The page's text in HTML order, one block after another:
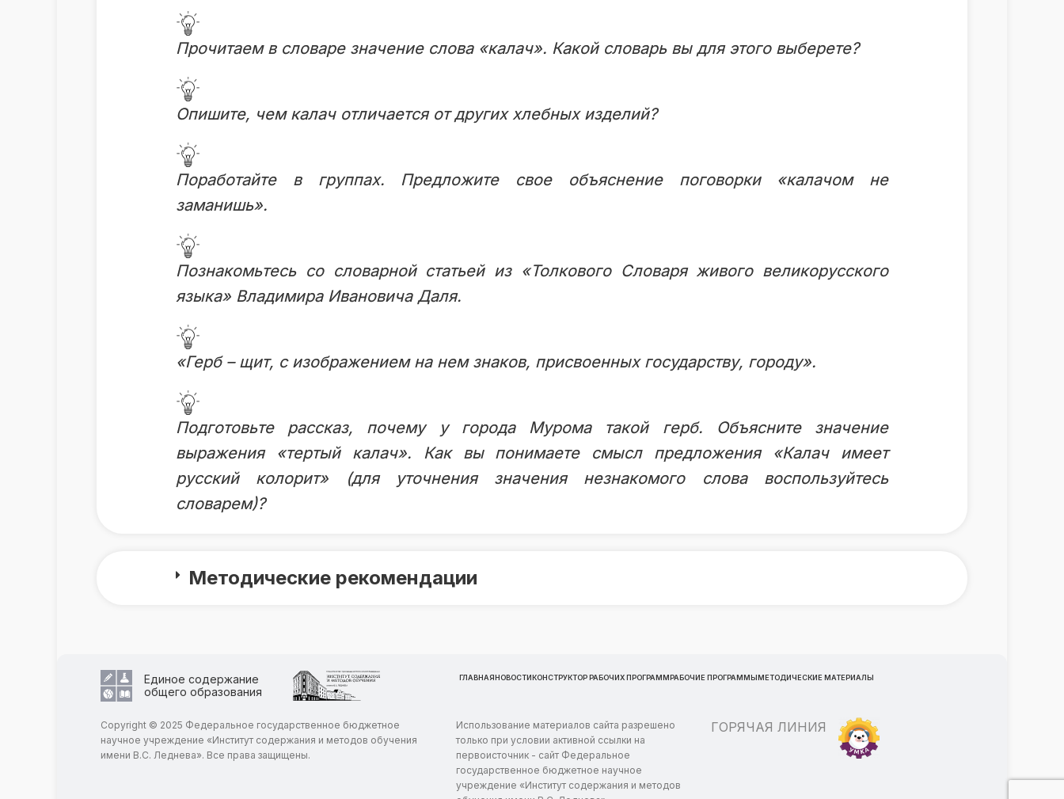
Прочитаем в словаре значение слова «калач». Какой словарь вы для этого выберете?
Опишите, чем калач отличается от других хлебных изделий?
Поработайте в группах. Предложите свое объяснение поговорки «калачом не
заманишь».
Познакомьтесь со словарной статьей из «Толкового Словаря живого великорусского
языка» Владимира Ивановича Даля.
«Герб – щит, с изображением на нем знаков, присвоенных государству, городу».
Подготовьте рассказ, почему у города Мурома такой герб. Объясните значение
выражения «тертый калач». Как вы понимаете смысл предложения «Калач имеет
русский колорит» (для уточнения значения незнакомого слова воспользуйтесь
словарем)?
Методические рекомендации
Единое содержание
общего образования
ГЛАВНАЯНОВОСТИКОНСТРУКТОР РАБОЧИХ ПРОГРАММРАБОЧИЕ ПРОГРАММЫМЕТОДИЧЕСКИЕ МАТЕРИАЛЫ
Copyright © 2025 Федеральное государственное бюджетное
научное учреждение «Институт содержания и методов обучения
имени В.С. Леднева». Все права защищены.
Использование материалов сайта разрешено
только при условии активной ссылки на
первоисточник - сайт Федеральное
государственное бюджетное научное
учреждение «Институт содержания и методов
ГОРЯЧАЯ ЛИНИЯ